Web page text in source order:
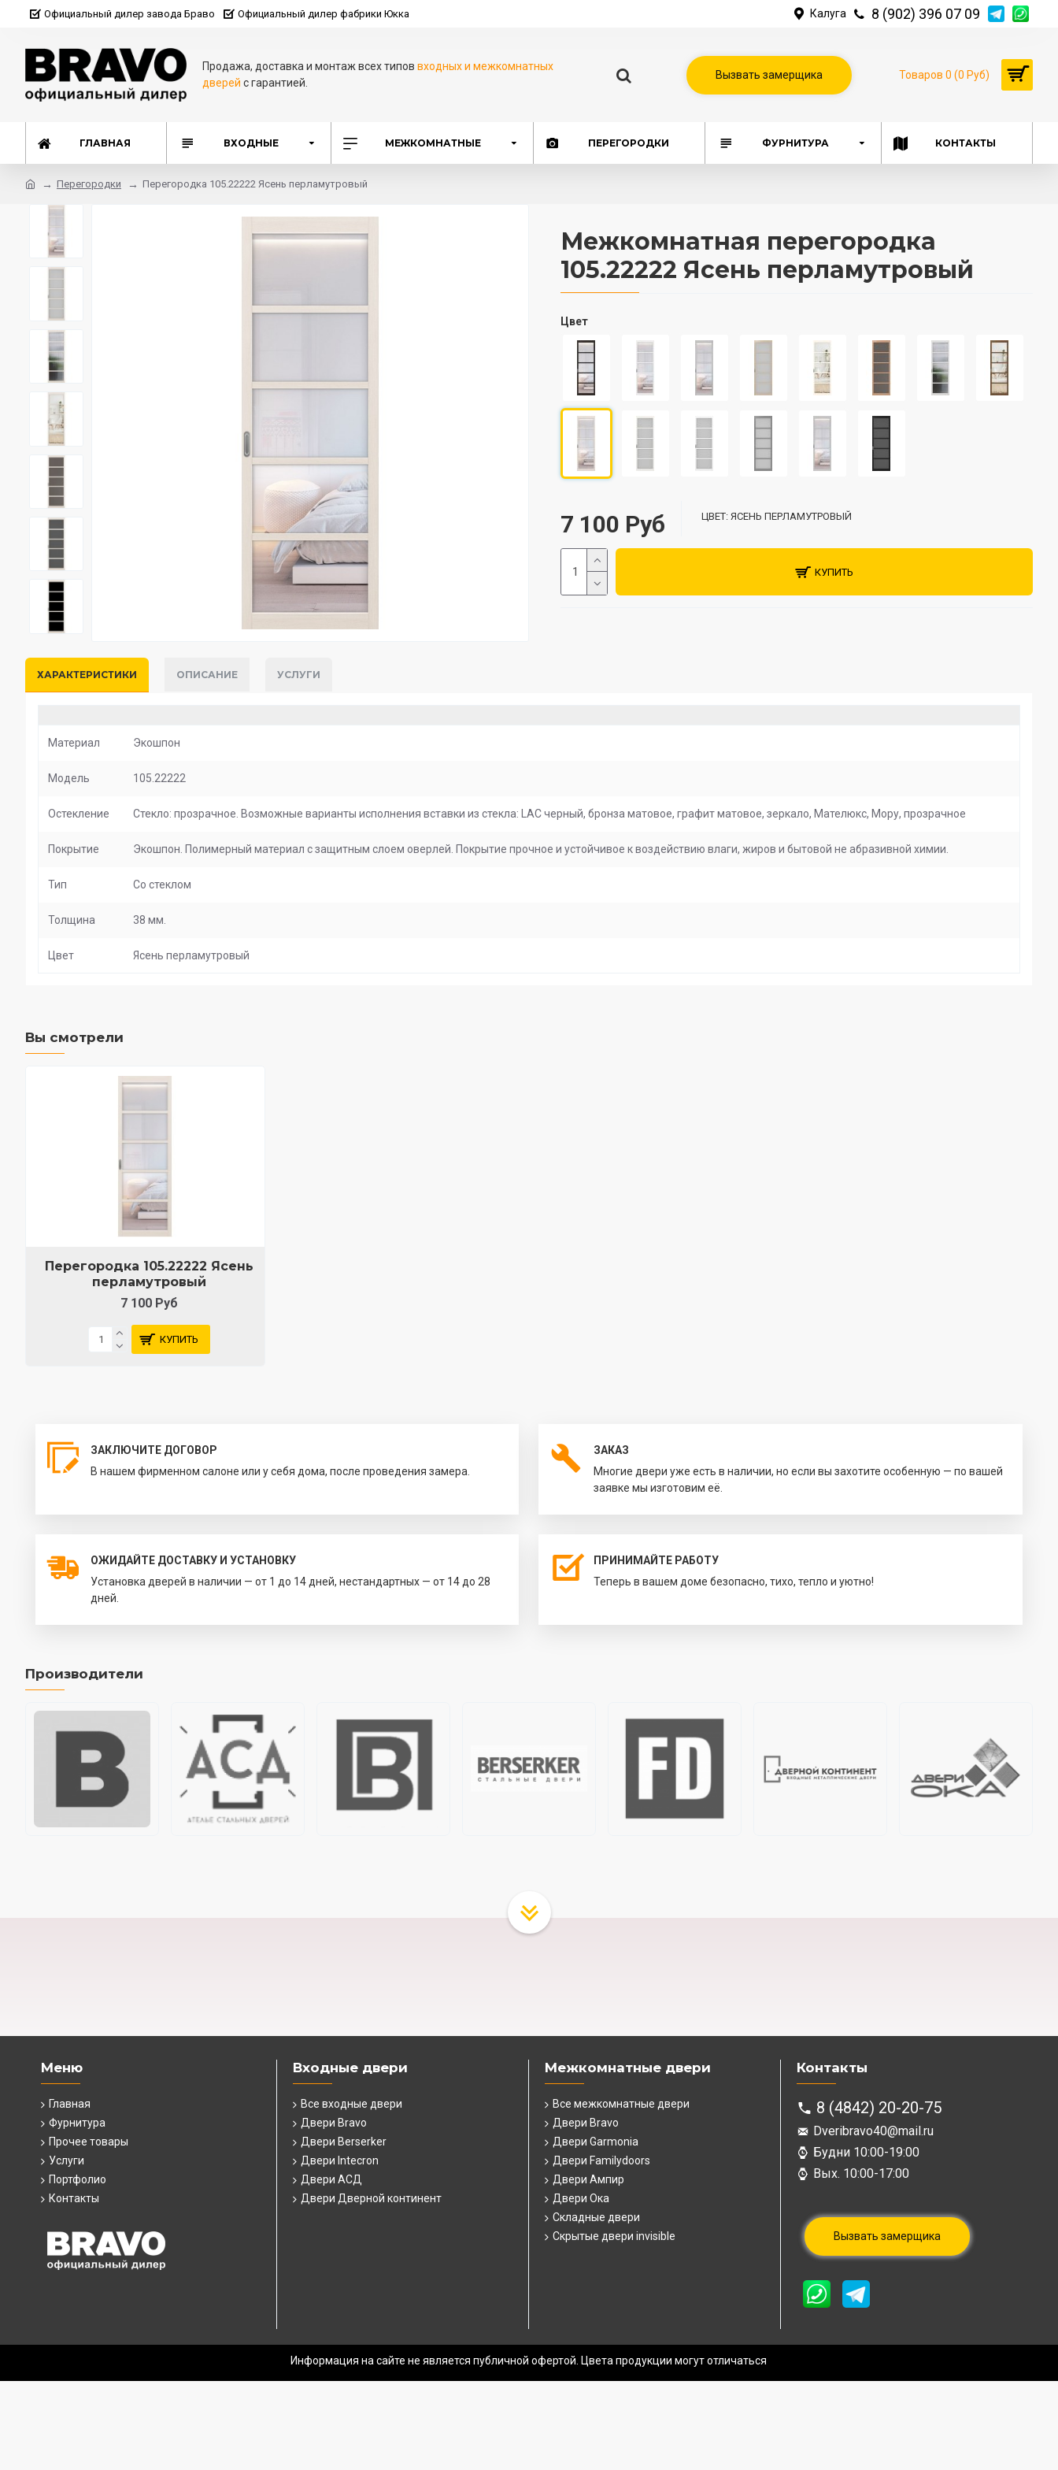
Официальный дилер завода Браво Официальный дилер фабрики Юкка Калуга 8 (902) 396 07 09
Продажа, доставка и монтаж всех типоввходных и межкомнатных
дверей с гарантией.
Вызвать замерщика Товаров 0 (0 Руб)
ГЛАВНАЯ ВХОДНЫЕ МЕЖКОМНАТНЫЕ ПЕРЕГОРОДКИ ФУРНИТУРА КОНТАКТЫ
Перегородки Перегородка 105.22222 Ясень перламутровый
Межкомнатная перегородка
105.22222 Ясень перламутровый
7 100 Руб ЦВЕТ: ЯСЕНЬ ПЕРЛАМУТРОВЫЙ
Цвет
КУПИТЬ
ХАРАКТЕРИСТИКИ ОПИСАНИЕ УСЛУГИ
Материал Экошпон
Модель 105.22222
Остекление Стекло: прозрачное. Возможные варианты исполнения вставки из стекла: LAC черный, бронза матовое, графит матовое, зеркало, Мателюкс, Мору, прозрачное
Покрытие Экошпон. Полимерный материал с защитным слоем оверлей. Покрытие прочное и устойчивое к воздействию влаги, жиров и бытовой не абразивной химии.
Тип Со стеклом
Толщина 38 мм.
Цвет Ясень перламутровый
Вы смотрели
Перегородка 105.22222 Ясень
перламутровый
7 100 Руб
КУПИТЬ
ЗАКЛЮЧИТЕ ДОГОВОР
В нашем фирменном салоне или у себя дома, после проведения замера.
ЗАКАЗ
Многие двери уже есть в наличии, но если вы захотите особенную — по вашей
заявке мы изготовим её.
ОЖИДАЙТЕ ДОСТАВКУ И УСТАНОВКУ
Установка дверей в наличии — от 1 до 14 дней, нестандартных — от 14 до 28
дней.
ПРИНИМАЙТЕ РАБОТУ
Теперь в вашем доме безопасно, тихо, тепло и уютно!
Производители
Меню
Главная
Фурнитура
Прочее товары
Услуги
Портфолио
Контакты
Входные двери
Все входные двери
Двери Bravo
Двери Berserker
Двери Intecron
Двери АСД
Двери Дверной континент
Межкомнатные двери
Все межкомнатные двери
Двери Bravo
Двери Garmonia
Двери Familydoors
Двери Ампир
Двери Ока
Складные двери
Скрытые двери invisible
Контакты
8 (4842) 20-20-75
Dveribravo40@mail.ru
Будни 10:00-19:00
Вых. 10:00-17:00
Вызвать замерщика
Информация на сайте не является публичной офертой. Цвета продукции могут отличаться